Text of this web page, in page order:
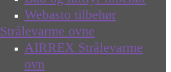
Webasto tilbehør
Strålevarme ovne
AIRREX Strålevarme
ovn